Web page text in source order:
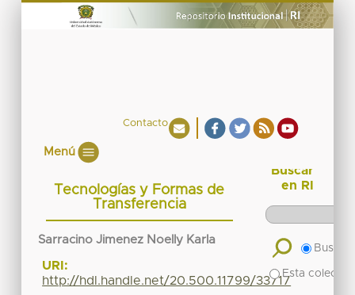
Contacto
Menú
Tecnologías y Formas de
Transferencia
Sarracino Jimenez Noelly Karla
URI:
http://hdl.handle.net/20.500.11799/33717
Buscar
en RI
Buscar
Esta